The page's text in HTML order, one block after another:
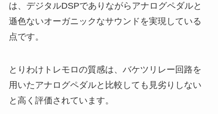
は、デジタルDSPでありながらアナログペダルと
遜色ないオーガニックなサウンドを実現している
点です。
とりわけトレモロの質感は、バケツリレー回路を
用いたアナログペダルと比較しても見劣りしない
と高く評価されています。